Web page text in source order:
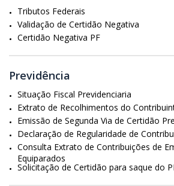
Tributos Federais
Validação de Certidão Negativa
Certidão Negativa PF
Previdência
Situação Fiscal Previdenciaria
Extrato de Recolhimentos do
Emissão de Segunda Via de Certidão
Declaração de Regularidade de
Consulta Extrato de Contribuições de
Equiparados
Solicitação de Certidão para saque do